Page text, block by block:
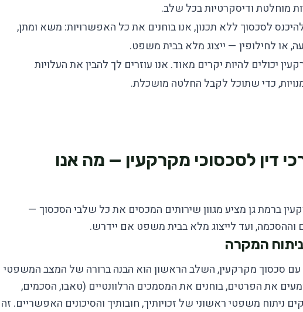
מוחלטת ודיסקרטיות בכל שלב.
לסכסוך ללא תכנון, אנו בוחנים את כל האפשרויות: משא ומתן,
או לחילופין — ייצוג מלא בבית משפט.
יכולים להיות יקרים מאוד. אנו עוזרים לך להבין את העלויות
כדי שתוכל לקבל החלטה מושכלת.
דין לסכסוכי מקרקעין — מה אנו
ברמת גן מציע מגוון שירותים המכסים את כל שלבי הסכסוך —
וההסכמה, ועד לייצוג מלא בבית משפט אם יידרש.
המקרה
סכסוך מקרקעין, השלב הראשון הוא הבנה ברורה של המצב המשפטי
את הפרטים, בוחנים את המסמכים הרלוונטיים (טאבו, הסכמים,
ניתוח משפטי ראשוני של זכויותיך, חובותיך והסיכונים האפשריים. זה